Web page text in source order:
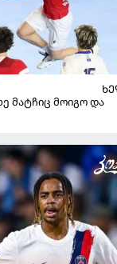
მატჩიც მოიგო და